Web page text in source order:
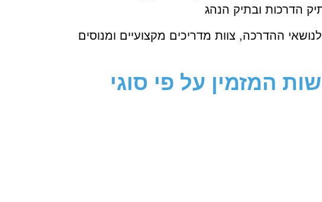
הדרכות ובתיק הנהג
ההדרכה, צוות מדריכים מקצועיים ומנוסים
המזמין על פי סוגי